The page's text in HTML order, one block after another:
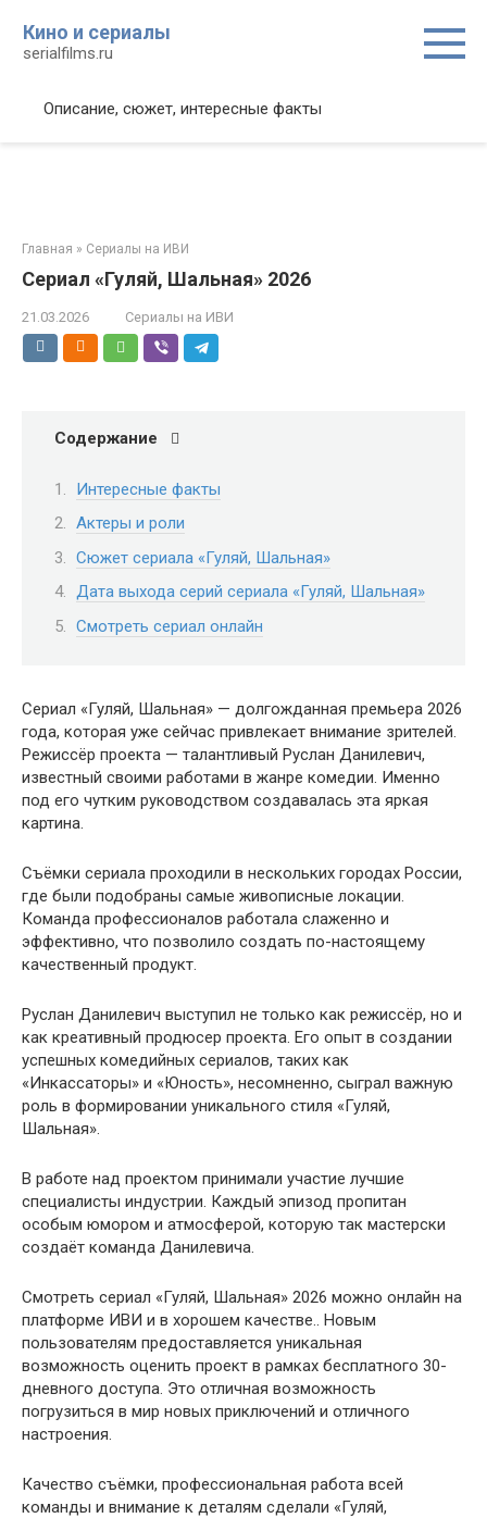
контенту
Кино и сериалы
serialfilms.ru
Описание, сюжет, интересные факты
Главная » Сериалы на ИВИ
Сериал «Гуляй, Шальная» 2026
21.03.2026 Сериалы на ИВИ
Содержание
Интересные факты
Актеры и роли
Сюжет сериала «Гуляй, Шальная»
Дата выхода серий сериала «Гуляй, Шальная»
Смотреть сериал онлайн
Сериал «Гуляй, Шальная» — долгожданная премьера 2026
года, которая уже сейчас привлекает внимание зрителей.
Режиссёр проекта — талантливый Руслан Данилевич,
известный своими работами в жанре комедии. Именно
под его чутким руководством создавалась эта яркая
картина.
Съёмки сериала проходили в нескольких городах России,
где были подобраны самые живописные локации.
Команда профессионалов работала слаженно и
эффективно, что позволило создать по-настоящему
качественный продукт.
Руслан Данилевич выступил не только как режиссёр, но и
как креативный продюсер проекта. Его опыт в создании
успешных комедийных сериалов, таких как
«Инкассаторы» и «Юность», несомненно, сыграл важную
роль в формировании уникального стиля «Гуляй,
Шальная».
В работе над проектом принимали участие лучшие
специалисты индустрии. Каждый эпизод пропитан
особым юмором и атмосферой, которую так мастерски
создаёт команда Данилевича.
Смотреть сериал «Гуляй, Шальная» 2026 можно онлайн на
платформе ИВИ и в хорошем качестве.. Новым
пользователям предоставляется уникальная
возможность оценить проект в рамках бесплатного 30-
дневного доступа. Это отличная возможность
погрузиться в мир новых приключений и отличного
настроения.
Качество съёмки, профессиональная работа всей
команды и внимание к деталям сделали «Гуляй,